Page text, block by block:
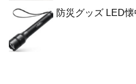
防災グッズ LED